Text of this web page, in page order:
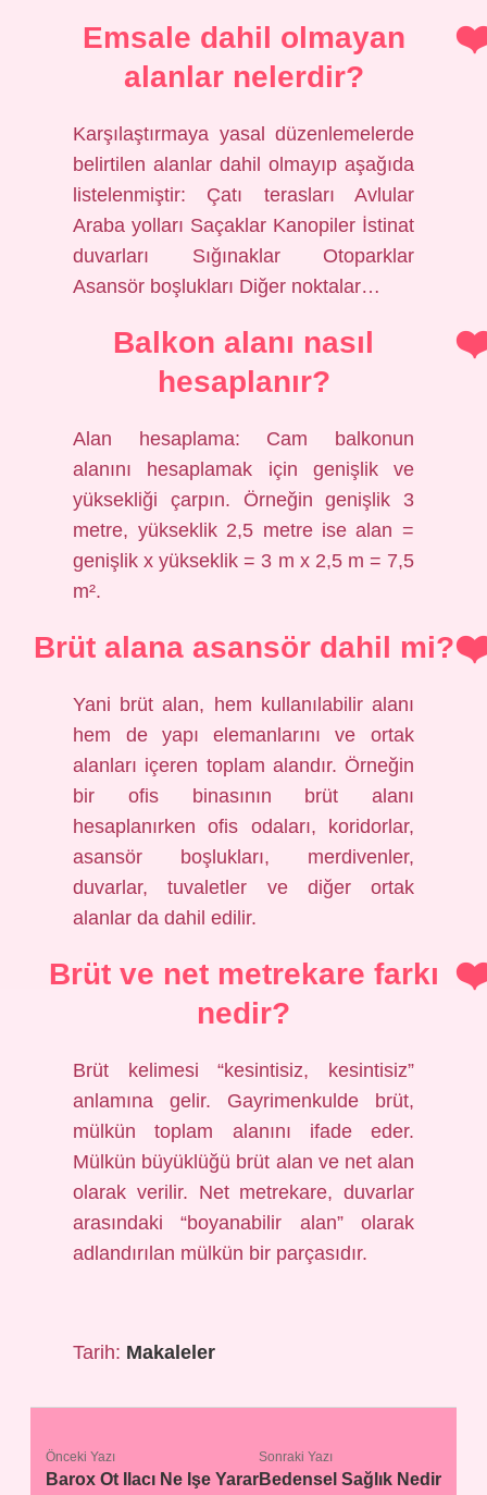
Emsale dahil olmayan
alanlar nelerdir?
Karşılaştırmaya yasal düzenlemelerde
belirtilen alanlar dahil olmayıp aşağıda
listelenmiştir: Çatı terasları Avlular
Araba yolları Saçaklar Kanopiler İstinat
duvarları Sığınaklar Otoparklar
Asansör boşlukları Diğer noktalar…
Balkon alanı nasıl
hesaplanır?
Alan hesaplama: Cam balkonun
alanını hesaplamak için genişlik ve
yüksekliği çarpın. Örneğin genişlik 3
metre, yükseklik 2,5 metre ise alan =
genişlik x yükseklik = 3 m x 2,5 m = 7,5
m².
Brüt alana asansör dahil mi?
Yani brüt alan, hem kullanılabilir alanı
hem de yapı elemanlarını ve ortak
alanları içeren toplam alandır. Örneğin
bir ofis binasının brüt alanı
hesaplanırken ofis odaları, koridorlar,
asansör boşlukları, merdivenler,
duvarlar, tuvaletler ve diğer ortak
alanlar da dahil edilir.
Brüt ve net metrekare farkı
nedir?
Brüt kelimesi “kesintisiz, kesintisiz”
anlamına gelir. Gayrimenkulde brüt,
mülkün toplam alanını ifade eder.
Mülkün büyüklüğü brüt alan ve net alan
olarak verilir. Net metrekare, duvarlar
arasındaki “boyanabilir alan” olarak
adlandırılan mülkün bir parçasıdır.
Tarih: Makaleler
Önceki Yazı
Barox Ot Ilacı Ne Işe Yarar
Sonraki Yazı
Bedensel Sağlık Nedir